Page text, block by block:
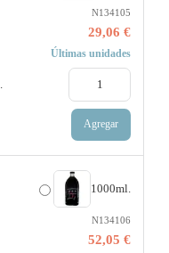
N134105
29,06 €
Últimas unidades
Agregar
1000ml.
N134106
52,05 €